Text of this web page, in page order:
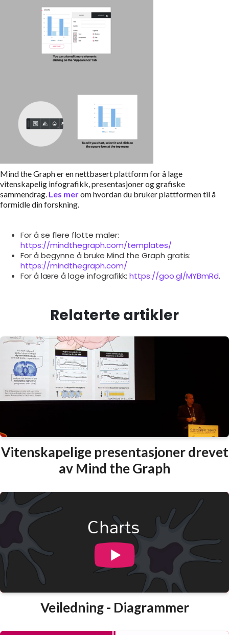
Mind the Graph er en nettbasert plattform for å lage
vitenskapelig infografikk, presentasjoner og grafiske
sammendrag. Les merom hvordan du bruker plattformen til å
formidle din forskning.
For å se flere flotte maler:
https://mindthegraph.com/templates/
For å begynne å bruke Mind the Graph gratis:
https://mindthegraph.com/
For å lære å lage infografikk: https://goo.gl/MYBmRd.
Relaterte artikler
Vitenskapelige presentasjoner drevet
av Mind the Graph
Veiledning - Diagrammer